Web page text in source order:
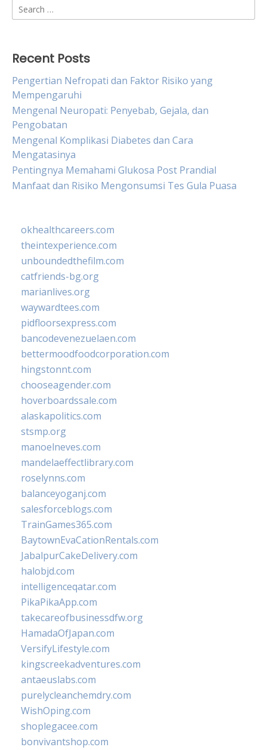
Search
for:
Recent Posts
Pengertian Nefropati dan Faktor Risiko yang
Mempengaruhi
Mengenal Neuropati: Penyebab, Gejala, dan
Pengobatan
Mengenal Komplikasi Diabetes dan Cara
Mengatasinya
Pentingnya Memahami Glukosa Post Prandial
Manfaat dan Risiko Mengonsumsi Tes Gula Puasa
okhealthcareers.com
theintexperience.com
unboundedthefilm.com
catfriends-bg.org
marianlives.org
waywardtees.com
pidfloorsexpress.com
bancodevenezuelaen.com
bettermoodfoodcorporation.com
hingstonnt.com
chooseagender.com
hoverboardssale.com
alaskapolitics.com
stsmp.org
manoelneves.com
mandelaeffectlibrary.com
roselynns.com
balanceyoganj.com
salesforceblogs.com
TrainGames365.com
BaytownEvaCationRentals.com
JabalpurCakeDelivery.com
halobjd.com
intelligenceqatar.com
PikaPikaApp.com
takecareofbusinessdfw.org
HamadaOfJapan.com
VersifyLifestyle.com
kingscreekadventures.com
antaeuslabs.com
purelycleanchemdry.com
WishOping.com
shoplegacee.com
bonvivantshop.com